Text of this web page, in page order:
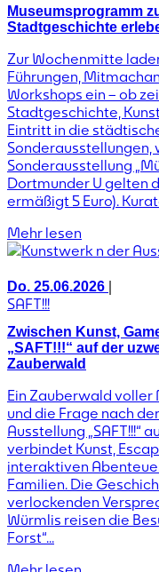
Museumsprogramm
Stadtgeschichte
Zur Wochenmitte
Führungen,
Workshops ein – ob
Stadtgeschichte,
Eintritt in die
Sonderausstellungen,
Sonderausstellung
Dortmunder U gelten
ermäßigt 5 Euro).
Mehr lesen
Do. 25.06.2026 |
SAFT!!!
Zwischen Kunst,
„SAFT!!!“ auf der
Zauberwald
Ein Zauberwald
und die Frage nach
Ausstellung „SAFT!!!“
verbindet Kunst,
interaktiven
Familien. Die
verlockenden
Würmlis reisen die
Forst“...